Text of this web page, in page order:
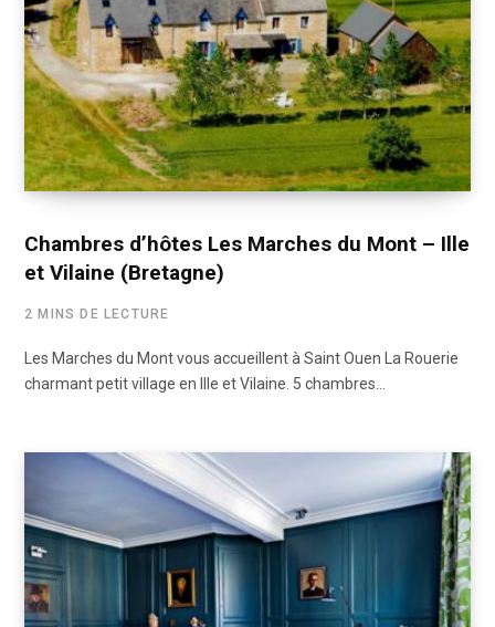
Chambres d’hôtes Les Marches du Mont – Ille
et Vilaine (Bretagne)
2 MINS DE LECTURE
Les Marches du Mont vous accueillent à Saint Ouen La Rouerie
charmant petit village en Ille et Vilaine. 5 chambres…